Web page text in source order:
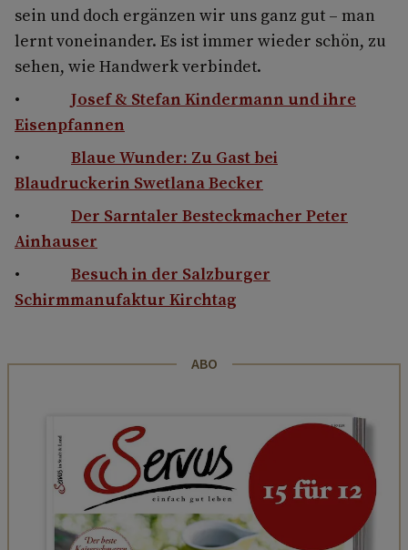
sein und doch ergänzen wir uns ganz gut – man
lernt voneinander. Es ist immer wieder schön, zu
sehen, wie Handwerk verbindet.
• Josef & Stefan Kindermann und ihre
Eisenpfannen
• Blaue Wunder: Zu Gast bei
Blaudruckerin Swetlana Becker
• Der Sarntaler Besteckmacher Peter
Ainhauser
• Besuch in der Salzburger
Schirmmanufaktur Kirchtag
ABO